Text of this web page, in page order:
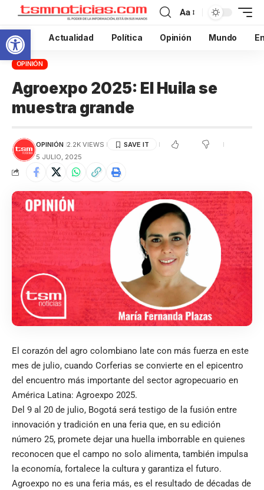
Abrir barra de herramientas
Aa
Inicio Actualidad Política Opinión Mundo
OPINIÓN
Agroexpo 2025: El Huila se
muestra grande
OPINIÓN 2.2K VIEWS
5 JULIO, 2025
El corazón del agro colombiano late con más fuerza en este
mes de julio, cuando Corferias se convierte en el epicentro
del encuentro más importante del sector agropecuario en
América Latina: Agroexpo 2025.
Del 9 al 20 de julio, Bogotá será testigo de la fusión entre
innovación y tradición en una feria que, en su edición
número 25, promete dejar una huella imborrable en quienes
reconocen que el campo no solo alimenta, también impulsa
la economía, fortalece la cultura y garantiza el futuro.
Agroexpo no es una feria más, es el resultado de décadas de